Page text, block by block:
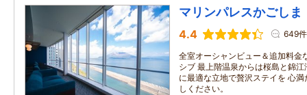
マリンパレスかごしま
4.4 649件
全室オーシャンビュー＆追加料金
シブ 最上階温泉からは桜島と錦
に最適な立地で贅沢ステイを 心
しください。